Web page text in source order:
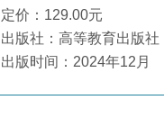
定价：129.00元
出版社：高等教育出版社
出版时间：2024年12月